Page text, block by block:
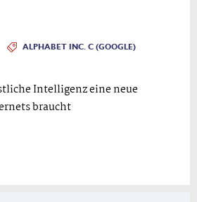
ALPHABET INC. C (GOOGLE)
Intelligenz eine neue
braucht